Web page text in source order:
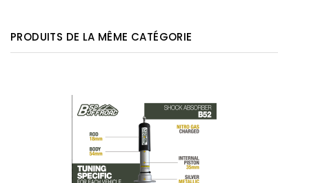
PRODUITS DE LA MÊME CATÉGORIE